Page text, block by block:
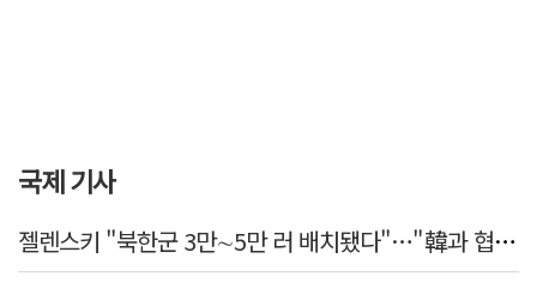
국제 기사
젤렌스키 "북한군 3만∼5만 러 배치됐다"…"韓과 협력 위해 접촉 중"